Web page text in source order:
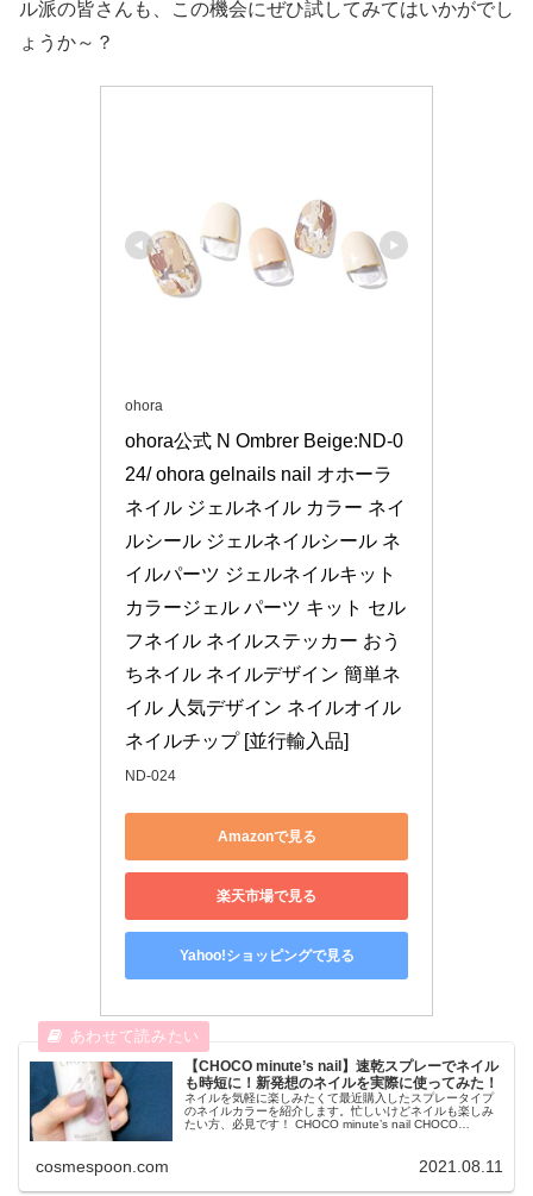
ル派の皆さんも、この機会にぜひ試してみてはいかがでし
ょうか～？
ohora
ohora公式 N Ombrer Beige:ND-0
24/ ohora gelnails nail オホーラ
ネイル ジェルネイル カラー ネイ
ルシール ジェルネイルシール ネ
イルパーツ ジェルネイルキット
カラージェル パーツ キット セル
フネイル ネイルステッカー おう
ちネイル ネイルデザイン 簡単ネ
イル 人気デザイン ネイルオイル
ネイルチップ [並行輸入品]
ND-024
Amazonで見る
楽天市場で見る
Yahoo!ショッピングで見る
【CHOCO minute’s nail】速乾スプレーでネイル
も時短に！新発想のネイルを実際に使ってみた！
ネイルを気軽に楽しみたくて最近購入したスプレータイプ
のネイルカラーを紹介します。忙しいけどネイルも楽しみ
たい方、必見です！ CHOCO minute’s nail CHOCO
cosmespoon.com 2021.08.11